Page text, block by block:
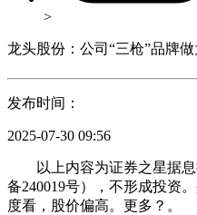
>
龙头股份：公司“三枪”品牌
发布时间：
2025-07-30 09:56
以上内容为证券之星据息
备240019号），不形成投资
度看，股价偏高。更多？。